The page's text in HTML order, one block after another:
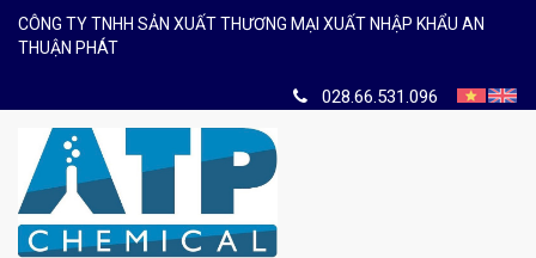
CÔNG TY TNHH SẢN XUẤT THƯƠNG MẠI XUẤT NHẬP KHẨU AN
THUẬN PHÁT
028.66.531.096